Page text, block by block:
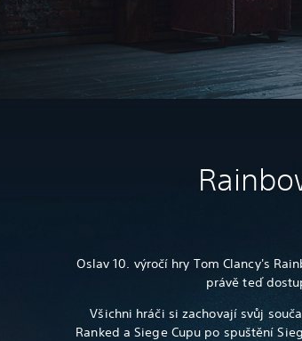
Oslav 10. výročí hry Tom Clancy's
právě teď
Všichni hráči si zachovají svůj
Ranked a Siege Cupu po spuštění